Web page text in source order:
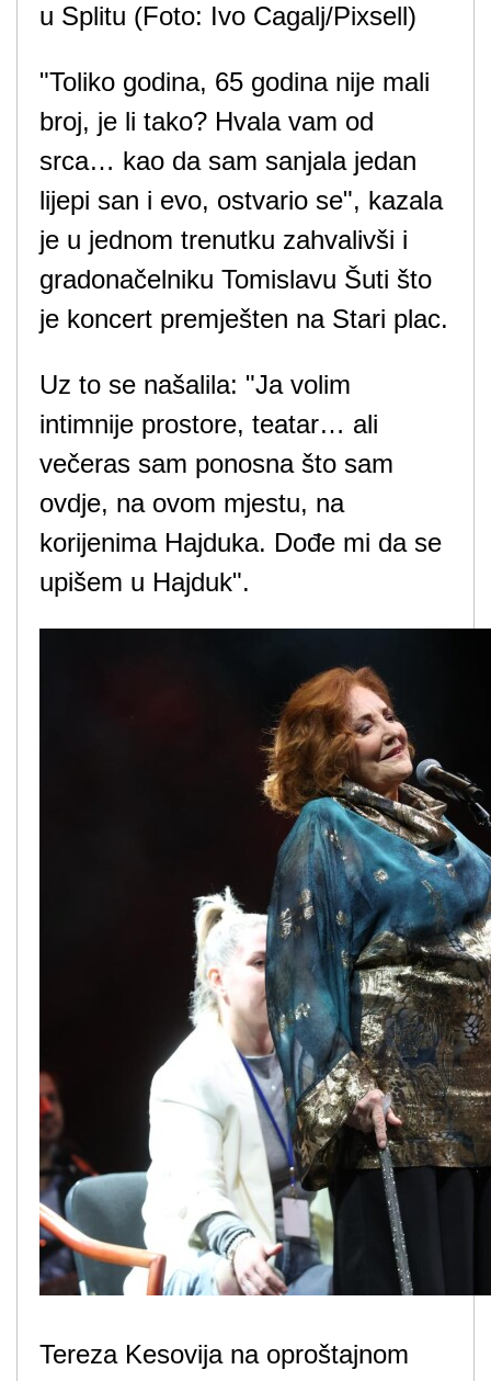
u Splitu (Foto: Ivo Cagalj/Pixsell)
"Toliko godina, 65 godina nije mali
broj, je li tako? Hvala vam od
srca… kao da sam sanjala jedan
lijepi san i evo, ostvario se", kazala
je u jednom trenutku zahvalivši i
gradonačelniku Tomislavu Šuti što
je koncert premješten na Stari plac.
Uz to se našalila: "Ja volim
intimnije prostore, teatar… ali
večeras sam ponosna što sam
ovdje, na ovom mjestu, na
korijenima Hajduka. Dođe mi da se
upišem u Hajduk".
Tereza Kesovija na oproštajnom